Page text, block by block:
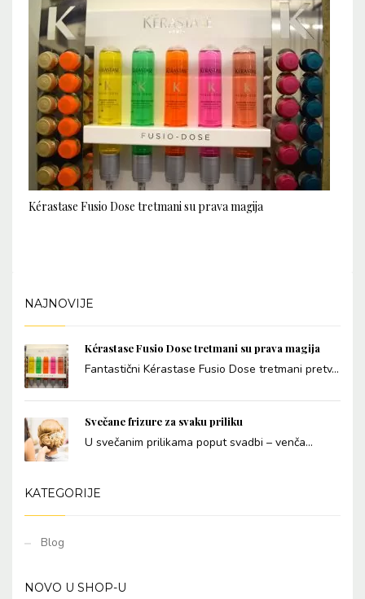
Kérastase Fusio Dose tretmani su prava magija
NAJNOVIJE
Kérastase Fusio Dose tretmani su prava magija
Fantastični Kérastase Fusio Dose tretmani pretv...
Svečane frizure za svaku priliku
U svečanim prilikama poput svadbi – venča...
KATEGORIJE
Blog
NOVO U SHOP-U